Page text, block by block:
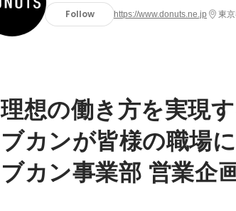
Follow https://www.donuts.ne.jp 東
理想の働き方を実現
ブカンが皆様の職場
ブカン事業部 営業企